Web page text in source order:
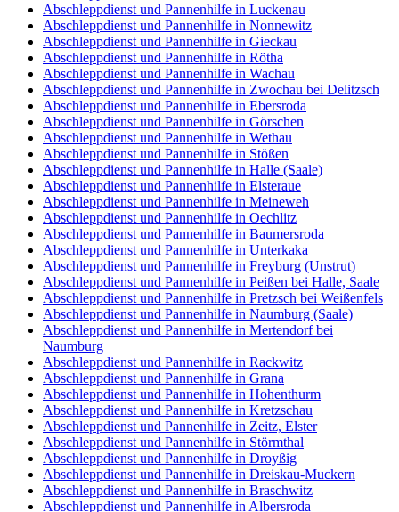
Abschleppdienst und Pannenhilfe in Luckenau
Abschleppdienst und Pannenhilfe in Nonnewitz
Abschleppdienst und Pannenhilfe in Gieckau
Abschleppdienst und Pannenhilfe in Rötha
Abschleppdienst und Pannenhilfe in Wachau
Abschleppdienst und Pannenhilfe in Zwochau bei Delitzsch
Abschleppdienst und Pannenhilfe in Ebersroda
Abschleppdienst und Pannenhilfe in Görschen
Abschleppdienst und Pannenhilfe in Wethau
Abschleppdienst und Pannenhilfe in Stößen
Abschleppdienst und Pannenhilfe in Halle (Saale)
Abschleppdienst und Pannenhilfe in Elsteraue
Abschleppdienst und Pannenhilfe in Meineweh
Abschleppdienst und Pannenhilfe in Oechlitz
Abschleppdienst und Pannenhilfe in Baumersroda
Abschleppdienst und Pannenhilfe in Unterkaka
Abschleppdienst und Pannenhilfe in Freyburg (Unstrut)
Abschleppdienst und Pannenhilfe in Peißen bei Halle, Saale
Abschleppdienst und Pannenhilfe in Pretzsch bei Weißenfels
Abschleppdienst und Pannenhilfe in Naumburg (Saale)
Abschleppdienst und Pannenhilfe in Mertendorf bei
Naumburg
Abschleppdienst und Pannenhilfe in Rackwitz
Abschleppdienst und Pannenhilfe in Grana
Abschleppdienst und Pannenhilfe in Hohenthurm
Abschleppdienst und Pannenhilfe in Kretzschau
Abschleppdienst und Pannenhilfe in Zeitz, Elster
Abschleppdienst und Pannenhilfe in Störmthal
Abschleppdienst und Pannenhilfe in Droyßig
Abschleppdienst und Pannenhilfe in Dreiskau-Muckern
Abschleppdienst und Pannenhilfe in Braschwitz
Abschleppdienst und Pannenhilfe in Albersroda